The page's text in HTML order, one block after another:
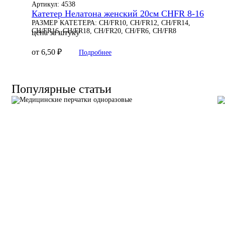
Артикул: 4538
Катетер Нелатона женский 20см CHFR 8-16
РАЗМЕР КАТЕТЕРА: CH/FR10, CH/FR12, CH/FR14,
CH/FR16, CH/FR18, CH/FR20, CH/FR6, CH/FR8
цена за штуку
от 6,50 ₽ Подробнее
Популярные статьи